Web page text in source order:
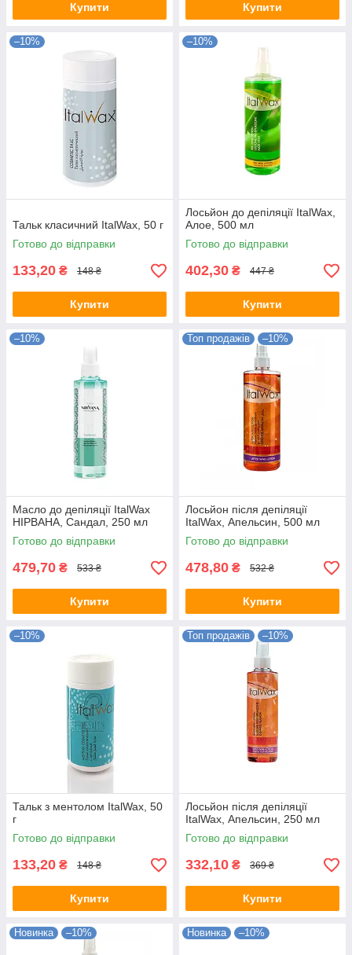
Купити Купити
–10%
Тальк класичний ItalWax, 50 г
Готово до відправки
133,20 ₴ 148 ₴
Купити
–10%
Лосьйон до депіляції ItalWax,
Алое, 500 мл
Готово до відправки
402,30 ₴ 447 ₴
Купити
–10%
Масло до депіляції ItalWax
НІРВАНА, Сандал, 250 мл
Готово до відправки
479,70 ₴ 533 ₴
Купити
Топ продажів –10%
Лосьйон після депіляції
ItalWax, Апельсин, 500 мл
Готово до відправки
478,80 ₴ 532 ₴
Купити
–10%
Тальк з ментолом ItalWax, 50
г
Готово до відправки
133,20 ₴ 148 ₴
Купити
Топ продажів –10%
Лосьйон після депіляції
ItalWax, Апельсин, 250 мл
Готово до відправки
332,10 ₴ 369 ₴
Купити
Новинка –10% Новинка –10%